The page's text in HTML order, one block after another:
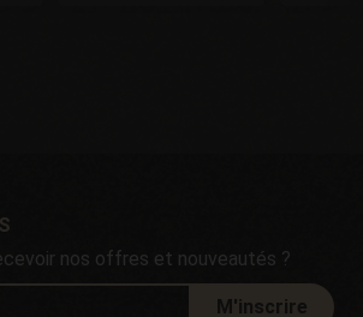
nos offres et nouveautés ?
M'inscrire